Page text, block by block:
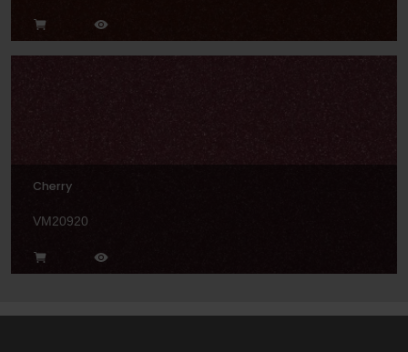
Cherry
VM20920